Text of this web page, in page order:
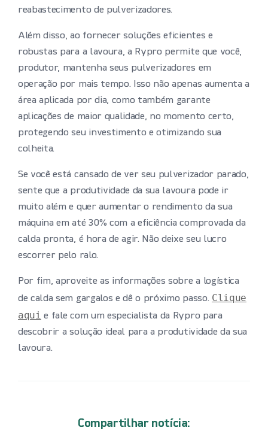
reabastecimento de pulverizadores.
Além disso, ao fornecer soluções eficientes e
robustas para a lavoura, a Rypro permite que você,
produtor, mantenha seus pulverizadores em
operação por mais tempo. Isso não apenas aumenta a
área aplicada por dia, como também garante
aplicações de maior qualidade, no momento certo,
protegendo seu investimento e otimizando sua
colheita.
Se você está cansado de ver seu pulverizador parado,
sente que a produtividade da sua lavoura pode ir
muito além e quer aumentar o rendimento da sua
máquina em até 30% com a eficiência comprovada da
calda pronta, é hora de agir. Não deixe seu lucro
escorrer pelo ralo.
Por fim, aproveite as informações sobre a logística
de calda sem gargalos e dê o próximo passo. Clique
aqui e fale com um especialista da Rypro para
descobrir a solução ideal para a produtividade da sua
lavoura.
Compartilhar notícia: